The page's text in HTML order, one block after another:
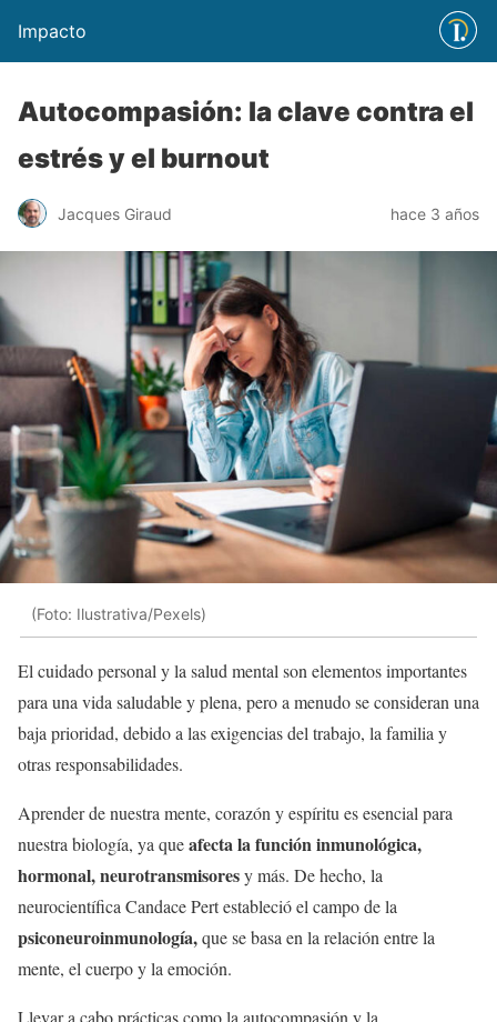
Impacto
Autocompasión: la clave contra el
estrés y el burnout
Jacques Giraud hace 3 años
(Foto: Ilustrativa/Pexels)
El cuidado personal y la salud mental son elementos importantes
para una vida saludable y plena, pero a menudo se consideran una
baja prioridad, debido a las exigencias del trabajo, la familia y
otras responsabilidades.
Aprender de nuestra mente, corazón y espíritu es esencial para
nuestra biología, ya queafecta la función inmunológica,
hormonal, neurotransmisoresy más. De hecho, la
neurocientífica Candace Pert estableció el campo de la
psiconeuroinmunología,que se basa en la relación entre la
mente, el cuerpo y la emoción.